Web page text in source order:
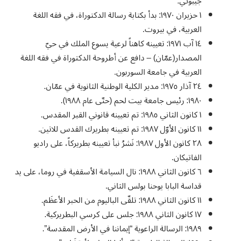
١ حزيران ١٩٧٠: بدأ بكتابة رسالة الدكتوراة، في فقه اللغة
العربية، في بيروت.
١٤ آب ١٩٧١: تعيينه كاهناً لرعية يسوع الملك في حيّ
المصدار(عمّان) – دافع عن أطروحة الدكتوراة في فقه اللغة
العربية في جامعة السوربون.
٢٤ آذار ١٩٧٥: مدير الكلية الوطنية الثانوية في عمّان.
١٩٨٠: رئيس جامعة بيت لحم (حتّى عام ١٩٨٨).
١ كانون الثاني ١٩٨٥: تم تعيينه قانوني القبر المقدس.
١١ كانون الأوّل ١٩٨٧: تم تعيينه بطريرك القدس للاتين.
٢٨ كانون الأول ١٩٨٧: نَشرُ نبأ تعيينه بطريركاً، على راديو
الفاتيكان.
٦ كانون الثاني ١٩٨٨: نال السيامة الأسقفية في روما، على يد
قداسة البابا يوحنا بولس الثاني.
١١ كانون الثاني ١٩٨٨: تلقّى الباليوم من الحبر الأعظَم.
١٧ كانون الثاني ١٩٨٨: جلس على كرسي البطريركية.
١٩٨٩: الرسالة الراعوية “إيماننا في الأرض المقدسة”.